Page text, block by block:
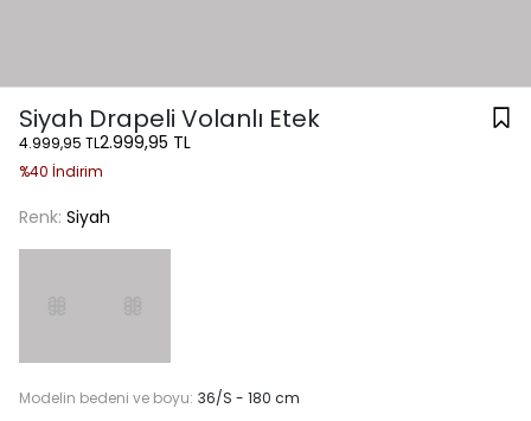
Siyah Drapeli Volanlı Etek
4.999,95 TL2.999,95 TL
%40 İndirim
Renk: Siyah
Modelin bedeni ve boyu: 36/S - 180 cm